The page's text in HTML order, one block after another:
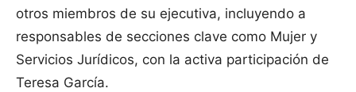
otros miembros de su ejecutiva, incluyendo a
responsables de secciones clave como Mujer y
Servicios Jurídicos, con la activa participación de
Teresa García.